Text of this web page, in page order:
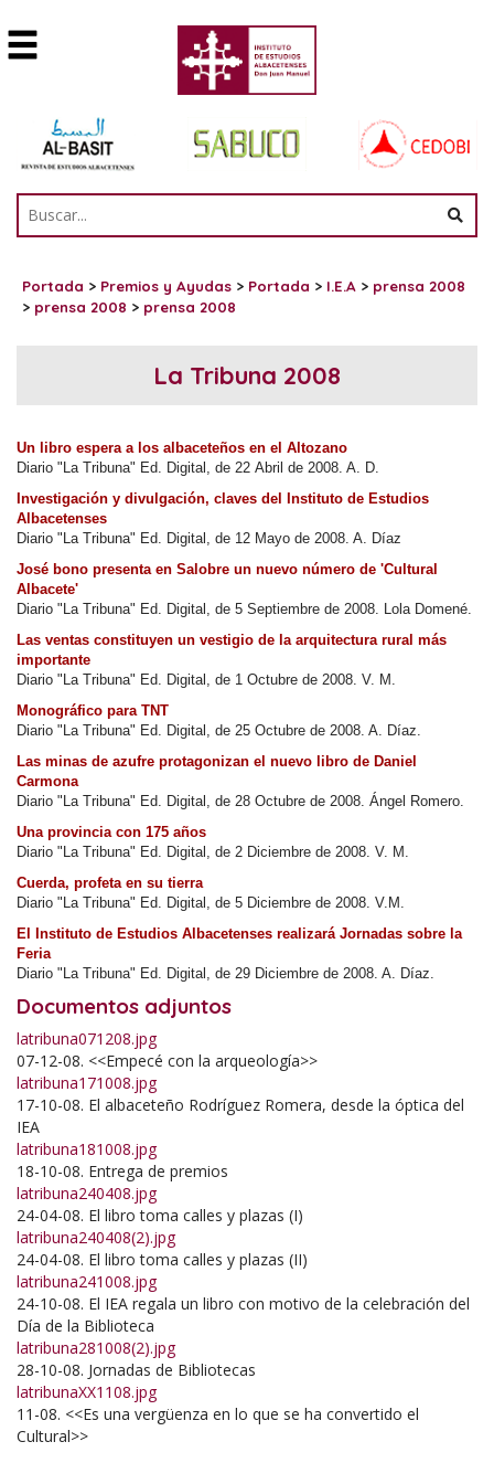
Portada > Premios y Ayudas > Portada > I.E.A > prensa 2008
> prensa 2008 > prensa 2008
La Tribuna 2008
Un libro espera a los albaceteños en el Altozano
Diario "La Tribuna" Ed. Digital, de 22 Abril de 2008. A. D.
Investigación y divulgación, claves del Instituto de Estudios
Albacetenses
Diario "La Tribuna" Ed. Digital, de 12 Mayo de 2008. A. Díaz
José bono presenta en Salobre un nuevo número de 'Cultural
Albacete'
Diario "La Tribuna" Ed. Digital, de 5 Septiembre de 2008. Lola Domené.
Las ventas constituyen un vestigio de la arquitectura rural más
importante
Diario "La Tribuna" Ed. Digital, de 1 Octubre de 2008. V. M.
Monográfico para TNT
Diario "La Tribuna" Ed. Digital, de 25 Octubre de 2008. A. Díaz.
Las minas de azufre protagonizan el nuevo libro de Daniel
Carmona
Diario "La Tribuna" Ed. Digital, de 28 Octubre de 2008. Ángel Romero.
Una provincia con 175 años
Diario "La Tribuna" Ed. Digital, de 2 Diciembre de 2008. V. M.
Cuerda, profeta en su tierra
Diario "La Tribuna" Ed. Digital, de 5 Diciembre de 2008. V.M.
El Instituto de Estudios Albacetenses realizará Jornadas sobre la
Feria
Diario "La Tribuna" Ed. Digital, de 29 Diciembre de 2008. A. Díaz.
Documentos adjuntos
latribuna071208.jpg
07-12-08. <<Empecé con la arqueología>>
latribuna171008.jpg
17-10-08. El albaceteño Rodríguez Romera, desde la óptica del
IEA
latribuna181008.jpg
18-10-08. Entrega de premios
latribuna240408.jpg
24-04-08. El libro toma calles y plazas (I)
latribuna240408(2).jpg
24-04-08. El libro toma calles y plazas (II)
latribuna241008.jpg
24-10-08. El IEA regala un libro con motivo de la celebración del
Día de la Biblioteca
latribuna281008(2).jpg
28-10-08. Jornadas de Bibliotecas
latribunaXX1108.jpg
11-08. <<Es una vergüenza en lo que se ha convertido el
Cultural>>